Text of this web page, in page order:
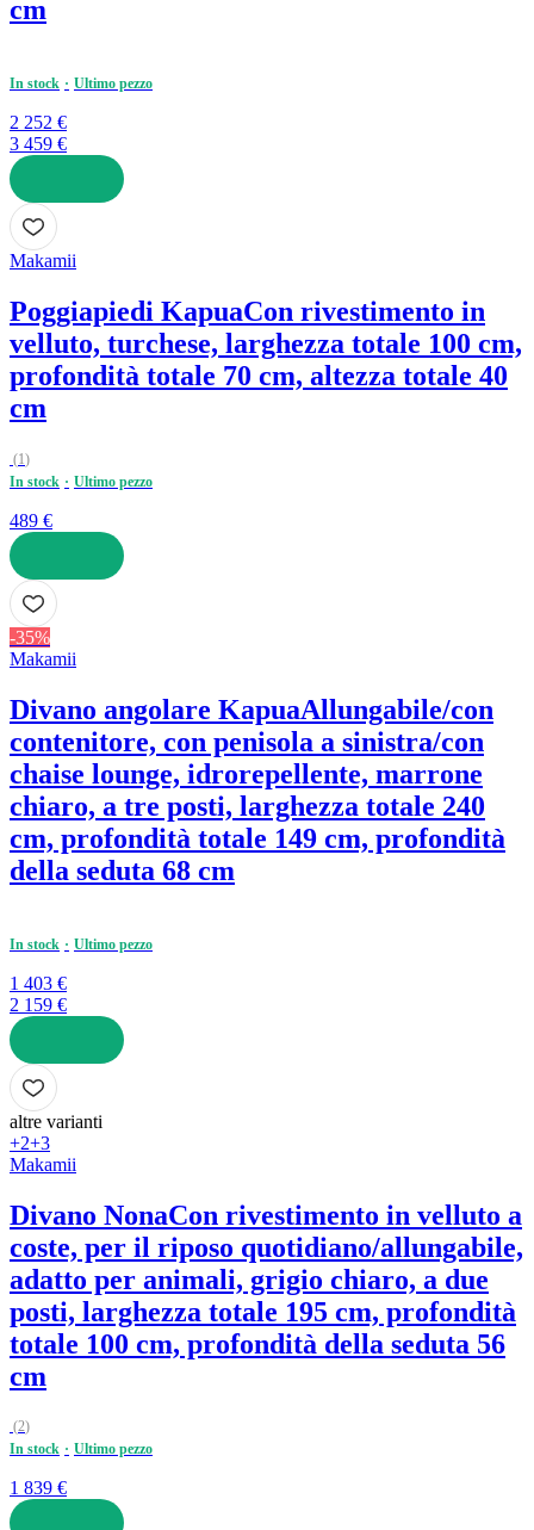
cm
In stock Ultimo pezzo
2 252 €
3 459 €
AGGIUNGI
Makamii
Poggiapiedi KapuaCon rivestimento in
velluto, turchese, larghezza totale 100 cm,
profondità totale 70 cm, altezza totale 40
cm
(1)
In stock
Ultimo pezzo
489 €
AGGIUNGI
-35%
Makamii
Divano angolare KapuaAllungabile/con
contenitore, con penisola a sinistra/con
chaise lounge, idrorepellente, marrone
chiaro, a tre posti, larghezza totale 240
cm, profondità totale 149 cm, profondità
della seduta 68 cm
In stock Ultimo pezzo
1 403 €
2 159 €
AGGIUNGI
altre varianti
+2+3
Makamii
Divano NonaCon rivestimento in velluto a
coste, per il riposo quotidiano/allungabile,
adatto per animali, grigio chiaro, a due
posti, larghezza totale 195 cm, profondità
totale 100 cm, profondità della seduta 56
cm
(2)
In stock
Ultimo pezzo
1 839 €